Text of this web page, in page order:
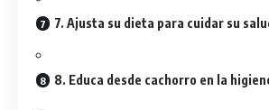
7. Ajusta su dieta para cuidar su
8. Educa desde cachorro en la